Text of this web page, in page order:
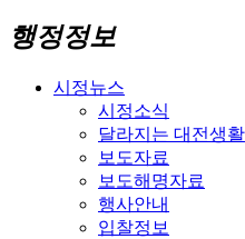
행정정보
시정뉴스
시정소식
달라지는 대전생활
보도자료
보도해명자료
행사안내
입찰정보